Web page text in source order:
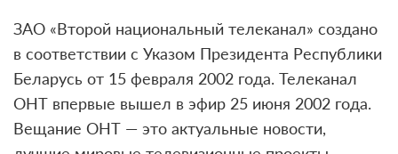
ЗАО «Второй национальный телеканал» создано
в соответствии с Указом Президента Республики
Беларусь от 15 февраля 2002 года. Телеканал
ОНТ впервые вышел в эфир 25 июня 2002 года.
Вещание ОНТ — это актуальные новости,